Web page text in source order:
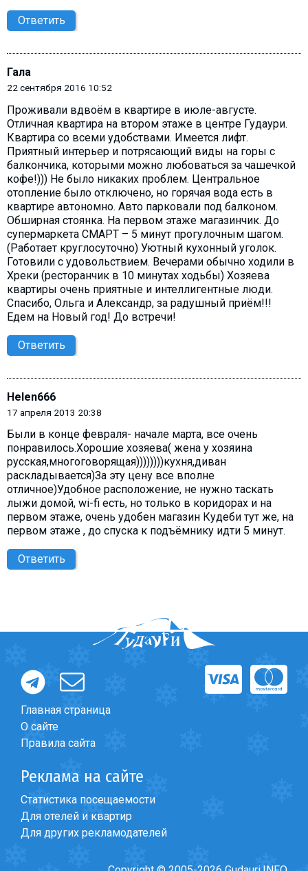
Ответить
Гала
22 сентября 2016 10:52
Проживали вдвоём в квартире в июле-августе.
Отличная квартира на втором этаже в центре Гудаури.
Квартира со всеми удобствами. Имеется лифт.
Приятный интерьер и потрясающий виды на горы c
балкончика, которыми можно любоваться за чашечкой
кофе!))) Не было никаких проблем. Центральное
отопление было отключено, но горячая вода есть в
квартире автономно. Авто парковали под балконом.
Обширная стоянка. На первом этаже магазинчик. До
супермаркета СМАРТ – 5 минут прогулочным шагом.
(Работает круглосуточно) Уютный кухонный уголок.
Готовили с удовольствием. Вечерами обычно ходили в
Хреки (ресторанчик в 10 минутах ходьбы) Хозяева
квартиры очень приятные и интеллигентные люди.
Спасибо, Ольга и Александр, за радушный приём!!!
Едем на Новый год! До встречи!
Ответить
Helen666
17 апреля 2013 20:38
Были в конце февраля- начале марта, все очень
понравилось.Хорошие хозяева( жена у хозяина
русская,многоговорящая))))))))кухня,диван
раскладывается)За эту цену все вполне
отличное)Удобное расположение, не нужно таскать
лыжи домой, wi-fi есть, но только в коридорах и на
первом этаже, очень удобен магазин Кудеби тут же, на
первом этаже , до спуска к подъёмнику идти 5 минут.
Ответить
Главная страница
О сайте
Правила сайта
Реклама на сайте
Статистика посещаемости
Для отелей и квартир
Для других рекламодателей